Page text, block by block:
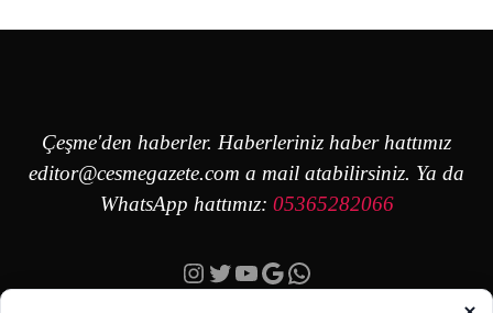
Çeşme'den haberler. Haberleriniz haber hattımız
editor@cesmegazete.com a mail atabilirsiniz. Ya da
WhatsApp hattımız: 05365282066
Instagram
Twitter
YouTube
Google
https://wa.me/